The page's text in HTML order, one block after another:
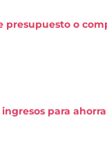
presupuesto o
para